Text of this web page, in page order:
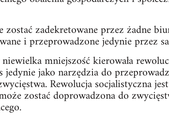
zostać zadekretowane przez żadne
i przeprowadzone jedynie przez
mniejszość kierowała
jedynie jako narzędzia do
Rewolucja socjalistyczna
zostać doprowadzona do